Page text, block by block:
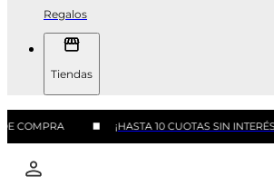
Regalos
Tiendas
COMPRA ¡HASTA 10 CUOTAS SIN INTERÉS!